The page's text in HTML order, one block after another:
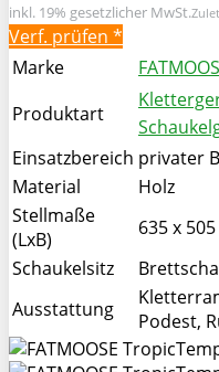
inkl. 19% gesetzlicher MwSt.
Verf. prüfen *
Marke
Produktart
Einsatzbereich privater
Material
Holz
Stellmaße
(LxB)
635 x
Schaukelsitz
Ausstattung
Podest,